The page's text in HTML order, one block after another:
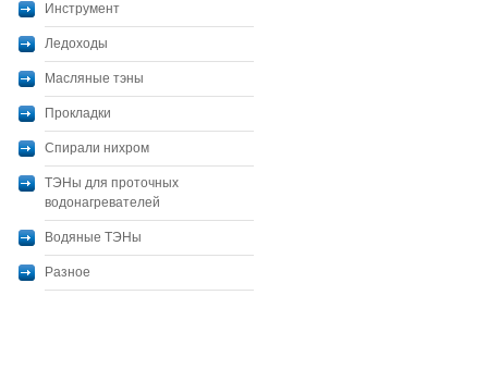
Инструмент
Ледоходы
Масляные тэны
Прокладки
Спирали нихром
ТЭНы для проточных
водонагревателей
Водяные ТЭНы
Разное